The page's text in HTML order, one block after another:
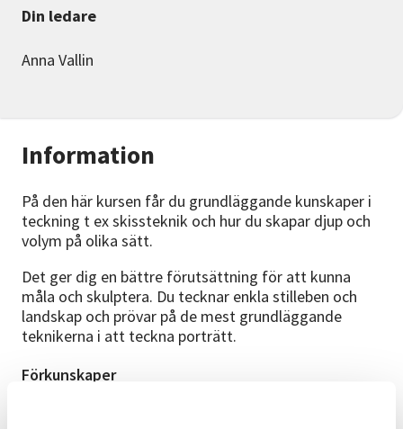
Information
På den här kursen får du grundläggande kunskaper i
teckning t ex skissteknik och hur du skapar djup och
volym på olika sätt.
Det ger dig en bättre förutsättning för att kunna
måla och skulptera. Du tecknar enkla stilleben och
landskap och prövar på de mest grundläggande
teknikerna i att teckna porträtt.
Förkunskaper
Din ledare
Anna Vallin